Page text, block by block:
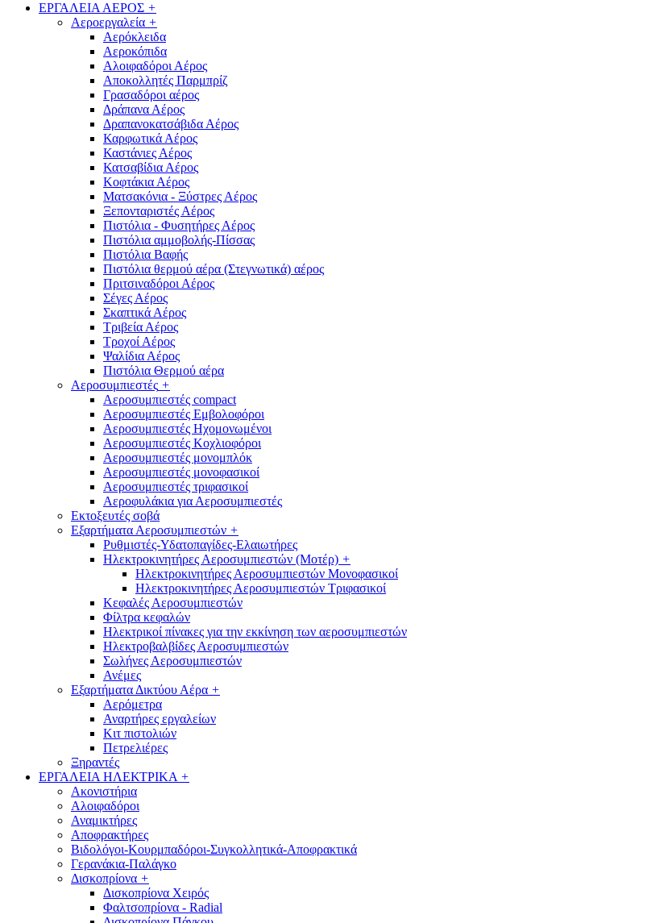
ΕΡΓΑΛΕΙΑ ΑΕΡΟΣ +
Αεροεργαλεία +
Αερόκλειδα
Αεροκόπιδα
Αλοιφαδόροι Αέρος
Αποκολλητές Παρμπρίζ
Γρασαδόροι αέρος
Δράπανα Αέρος
Δραπανοκατσάβιδα Αέρος
Καρφωτικά Αέρος
Καστάνιες Αέρος
Κατσαβίδια Αέρος
Κοφτάκια Αέρος
Ματσακόνια - Ξύστρες Αέρος
Ξεπονταριστές Αέρος
Πιστόλια - Φυσητήρες Αέρος
Πιστόλια αμμοβολής-Πίσσας
Πιστόλια Βαφής
Πιστόλια θερμού αέρα (Στεγνωτικά) αέρος
Πριτσιναδόροι Αέρος
Σέγες Αέρος
Σκαπτικά Αέρος
Τριβεία Αέρος
Τροχοί Αέρος
Ψαλίδια Αέρος
Πιστόλια Θερμού αέρα
Αεροσυμπιεστές +
Αεροσυμπιεστές compact
Αεροσυμπιεστές Εμβολοφόροι
Αεροσυμπιεστές Ηχομονωμένοι
Αεροσυμπιεστές Κοχλιοφόροι
Αεροσυμπιεστές μονομπλόκ
Αεροσυμπιεστές μονοφασικοί
Αεροσυμπιεστές τριφασικοί
Αεροφυλάκια για Αεροσυμπιεστές
Εκτοξευτές σοβά
Εξαρτήματα Αεροσυμπιεστών +
Ρυθμιστές-Υδατοπαγίδες-Ελαιωτήρες
Ηλεκτροκινητήρες Αεροσυμπιεστών (Μοτέρ) +
Ηλεκτροκινητήρες Αεροσυμπιεστών Μονοφασικοί
Ηλεκτροκινητήρες Αεροσυμπιεστών Τριφασικοί
Κεφαλές Αεροσυμπιεστών
Φίλτρα κεφαλών
Ηλεκτρικοί πίνακες για την εκκίνηση των αεροσυμπιεστών
Ηλεκτροβαλβίδες Αεροσυμπιεστών
Σωλήνες Αεροσυμπιεστών
Ανέμες
Εξαρτήματα Δικτύου Αέρα +
Αερόμετρα
Αναρτήρες εργαλείων
Κιτ πιστολιών
Πετρελιέρες
Ξηραντές
ΕΡΓΑΛΕΙΑ ΗΛΕΚΤΡΙΚΑ +
Ακονιστήρια
Αλοιφαδόροι
Αναμικτήρες
Αποφρακτήρες
Βιδολόγοι-Κουρμπαδόροι-Συγκολλητικά-Αποφρακτικά
Γερανάκια-Παλάγκο
Δισκοπρίονα +
Δισκοπρίονα Χειρός
Φαλτσοπρίονα - Radial